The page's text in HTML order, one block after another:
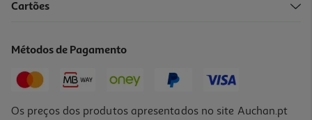
Price reduced from
3,59 €to
Promoção
Cartões
Métodos de Pagamento
Os preços dos produtos apresentados no site Auchan.pt